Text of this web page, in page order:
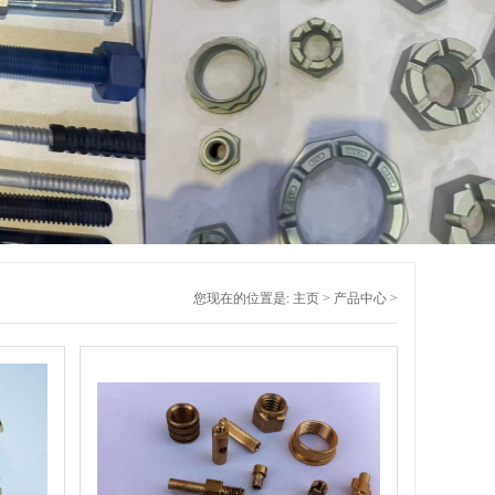
您现在的位置是: 主页 > 产品中心 >